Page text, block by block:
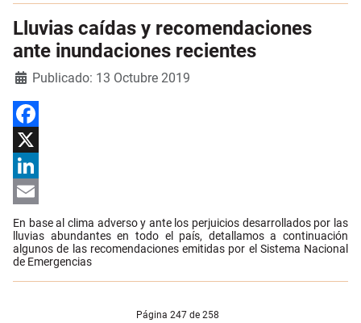
Lluvias caídas y recomendaciones
ante inundaciones recientes
Detalles
Publicado: 13 Octubre 2019
Facebook
X
LinkedIn
Email
En base al clima adverso y ante los perjuicios desarrollados por las
lluvias abundantes en todo el país, detallamos a continuación
algunos de las recomendaciones emitidas por el Sistema Nacional
de Emergencias
Página 247 de 258